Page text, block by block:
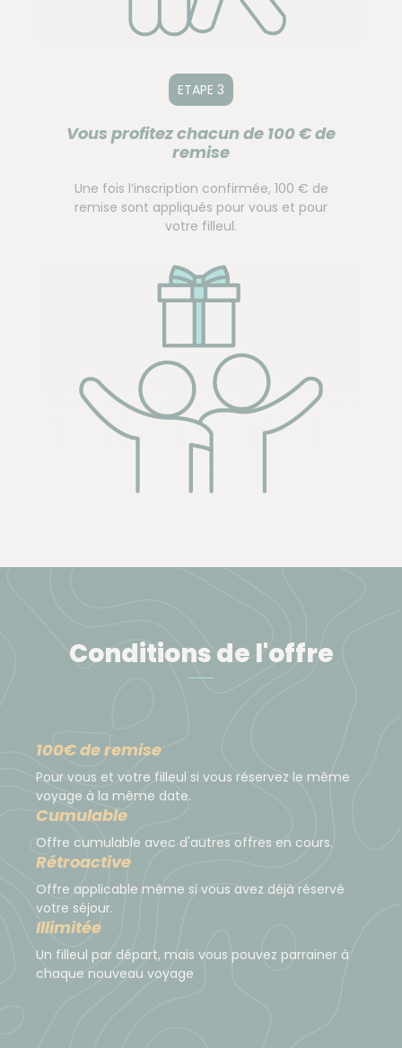
ETAPE 3
Vous profitez chacun de 100 € de
remise
Une fois l’inscription confirmée, 100 € de
remise sont appliqués pour vous et pour
votre filleul.
Conditions de l'offre
100€ de remise
Pour vous et votre filleul si vous réservez le même
voyage à la même date.
Cumulable
Offre cumulable avec d'autres offres en cours.
Rétroactive
Offre applicable même si vous avez déjà réservé
votre séjour.
Illimitée
Un filleul par départ, mais vous pouvez parrainer à
chaque nouveau voyage